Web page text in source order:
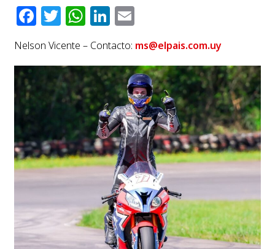
Facebook
Twitter
WhatsApp
LinkedIn
Email
Nelson Vicente – Contacto: ms@elpais.com.uy